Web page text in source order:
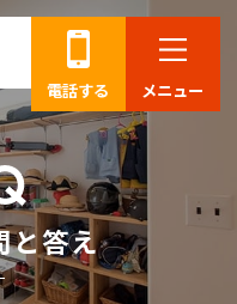
電話する メニュー
と答え